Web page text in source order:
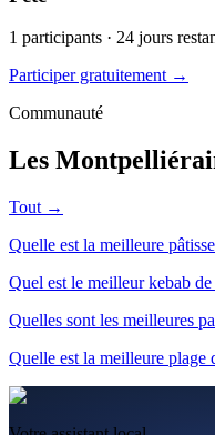
1 participants · 24 jours
Participer gratuitement →
Communauté
Les
Tout →
Quelle est la meilleure
Quel est le meilleur kebab
Quelles sont les meilleures
Quelle est la meilleure plage